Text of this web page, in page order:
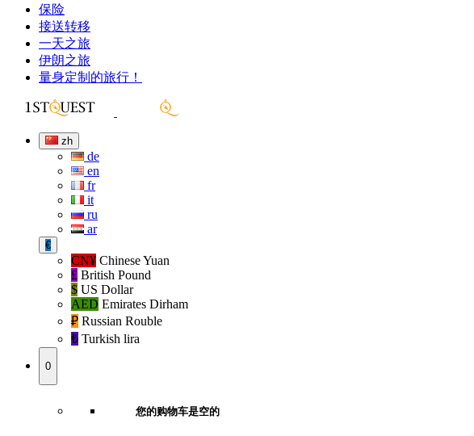
保险
接送转移
一天之旅
伊朗之旅
量身定制的旅行！
zh
de
en
fr
it
ru
ar
€
CN¥ Chinese Yuan
£ British Pound
$ US Dollar
AED Emirates Dirham
₽‎ Russian Rouble
₺‎ Turkish lira
0
您的购物车是空的